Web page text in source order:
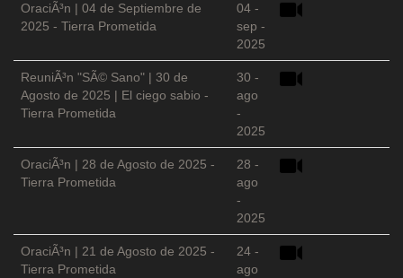
OraciÃ³n | 04 de Septiembre de
2025 - Tierra Prometida
04 -
sep -
2025
ReuniÃ³n "SÃ© Sano" | 30 de
Agosto de 2025 | El ciego sabio -
Tierra Prometida
30 -
ago
-
2025
OraciÃ³n | 28 de Agosto de 2025 -
Tierra Prometida
28 -
ago
-
2025
OraciÃ³n | 21 de Agosto de 2025 -
Tierra Prometida
24 -
ago